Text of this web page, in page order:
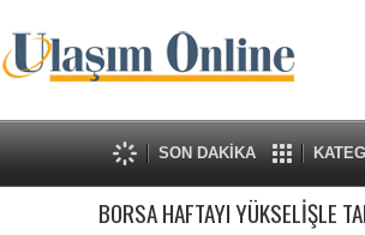
SON DAKİKA
BORSA HAFTAYI YÜKSELİŞLE